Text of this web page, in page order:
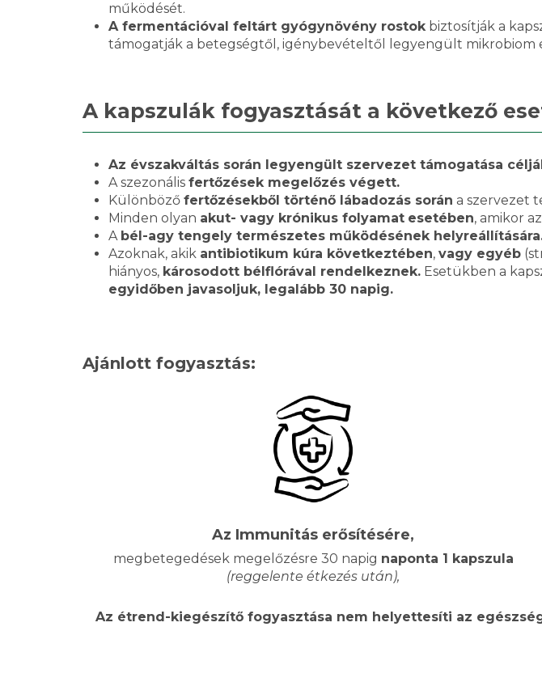
működését.
A fermentációval feltárt gyógynövény rostokbiztosítják a
támogatják a betegségtől, igénybevételtől legyengült mikrobiom
A kapszulák fogyasztását a következő
Az évszakváltás során legyengült szervezet támogatása
A szezonális fertőzések megelőzés végett.
Különböző fertőzésekből történő lábadozás során a szervezet
Minden olyan akut- vagy krónikus folyamat esetében, amikor az
A bél-agy tengely természetes működésének
Azoknak, akik antibiotikum kúra következtében, vagy egyéb
hiányos, károsodott bélflórával rendelkeznek. Esetükben a
egyidőben javasoljuk, legalább 30 napig.
Ajánlott fogyasztás:
Az Immunitás erősítésére,
megbetegedések megelőzésre 30 napig naponta 1 kapszula
(reggelente étkezés után),
Az étrend-kiegészítő fogyasztása nem helyettesíti az